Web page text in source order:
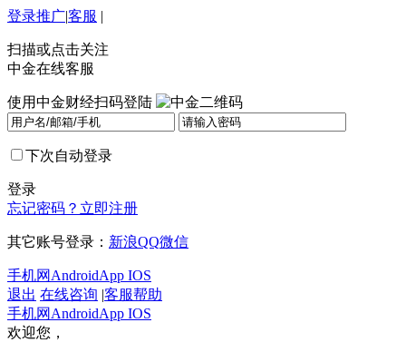
登录推广|客服 |
扫描或点击关注
中金在线客服
使用中金财经扫码登陆
下次自动登录
登录
忘记密码？ 立即注册
其它账号登录： 新浪QQ微信
手机网 AndroidApp IOS
退出 在线咨询 |客服帮助
手机网 AndroidApp IOS
欢迎您，